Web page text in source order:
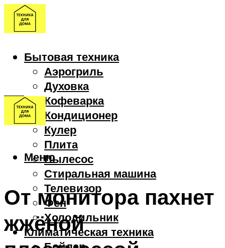
Бытовая техника
Аэрогриль
Духовка
Кофеварка
Кондиционер
Кулер
Плита
Пылесос
Стиральная машина
Телевизор
Фен
Холодильник
Климатическая техника
Меню
От монитора пахнет
жжёной